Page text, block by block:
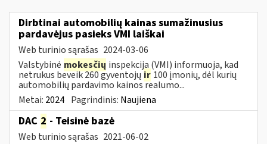
Dirbtinai automobilių kainas sumažinusius
pardavėjus pasieks VMI laiškai
Web turinio sąrašas 2024-03-06
Valstybinė mokesčių inspekcija (VMI) informuoja, kad
netrukus beveik 260 gyventojų ir 100 įmonių, dėl kurių
automobilių pardavimo kainos realumo...
Metai: 2024 Pagrindinis: Naujiena
DAC 2 - Teisinė bazė
Web turinio sąrašas 2021-06-02